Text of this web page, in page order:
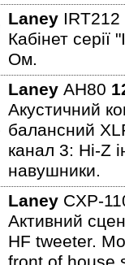
Laney IRT212
Кабінет
Ом.
Laney AH80
Акустичний
балансний
канал 3: Hi-Z
навушники.
Laney CXP-
Активний
HF tweeter.